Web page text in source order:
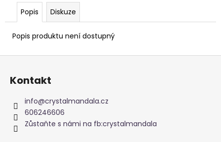
Popis Diskuze
Popis produktu není dostupný
Z
Kontakt
info@crystalmandala.cz
606246606
Zůstaňte s námi na fb:crystalmandala